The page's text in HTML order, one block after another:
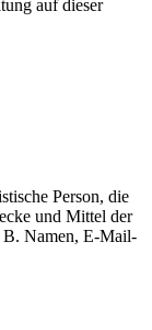
auf dieser
Person, die
und Mittel der
B. Namen, E-Mail-